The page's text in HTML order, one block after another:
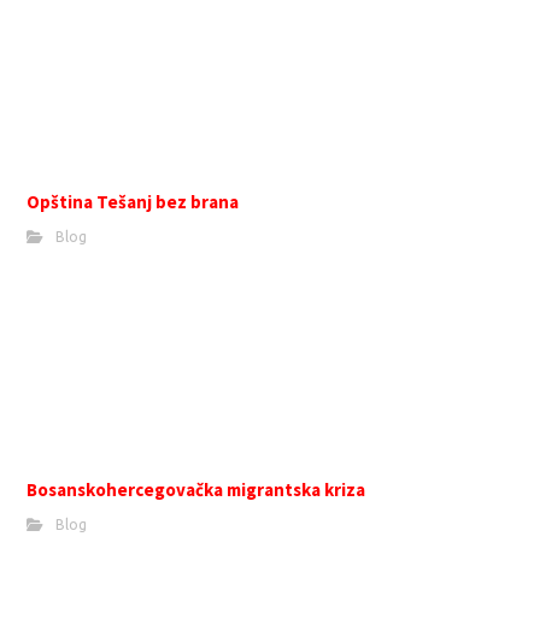
Opština Tešanj bez brana
Blog
Bosanskohercegovačka migrantska kriza
Blog